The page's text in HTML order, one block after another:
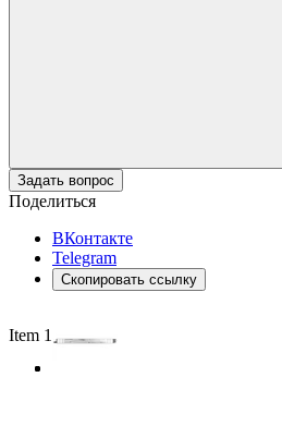
Задать вопрос
Поделиться
ВКонтакте
Telegram
Скопировать ссылку
Item 1 of 3